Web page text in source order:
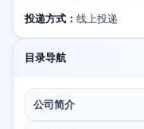
投递方式： 线上投递
目录导航
公司简介